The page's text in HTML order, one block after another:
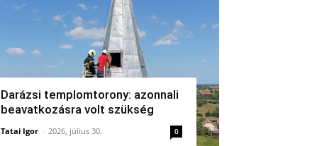
Darázsi templomtorony: azonnali
beavatkozásra volt szükség
Tatai Igor - 2026, július 30. 0